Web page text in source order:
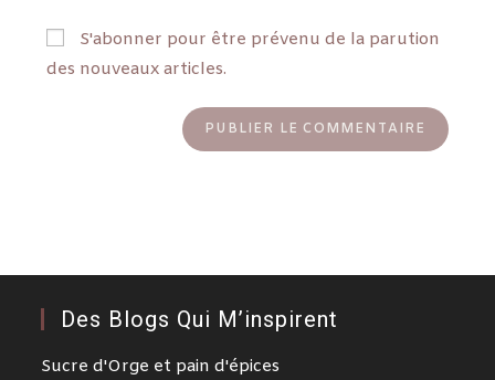
S'abonner pour être prévenu de la parution
des nouveaux articles.
Des Blogs Qui M’inspirent
Sucre d'Orge et pain d'épices